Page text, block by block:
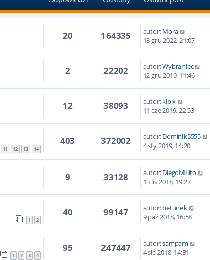
20 164335 autor:Mora
18 gru 2022, 21:07
2 22202 autor:Wybraniec
12 gru 2019, 11:46
12 38093 autor:kibix
11 cze 2019, 22:53
11 12 13 14
403 372002 autor:Dominik5555
4 sty 2019, 14:20
9 33128 autor:DiegoMIlito
13 lis 2018, 19:27
1 2
40 99147 autor:betunek
9 paź 2018, 16:58
1 2 3 4
95 247447 autor:sampam
4 sie 2018, 14:31